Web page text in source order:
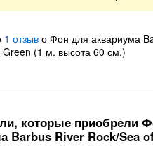
1 отзыв о Фон для аквариума
Green (1 м. высота 60 см.)
которые приобрели
Barbus River Rock/Sea